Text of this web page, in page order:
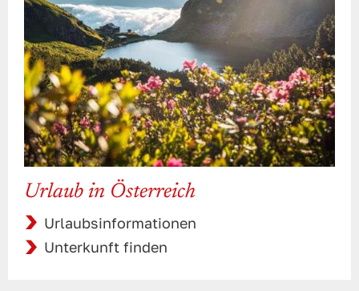
Urlaub in Österreich
Urlaubsinformationen
Unterkunft finden